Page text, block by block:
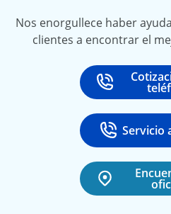
Nos enorgullece haber
clientes a encontrar el
at
Servicio
at